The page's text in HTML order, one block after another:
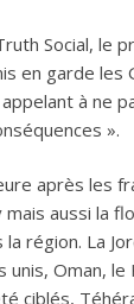
Social, le
en garde les
à ne
».
après les
aussi la
région. La
unis, Oman, le
ciblés,